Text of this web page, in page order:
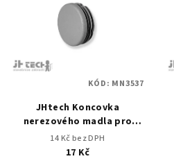
ůp
JHtech Koncovka
nerezového madla pro
průměr 42,4/2mm plast
14 Kč bez DPH
17 Kč
KÓD: MN3537